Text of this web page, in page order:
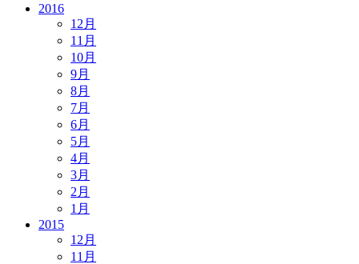
2016
12月
11月
10月
9月
8月
7月
6月
5月
4月
3月
2月
1月
2015
12月
11月